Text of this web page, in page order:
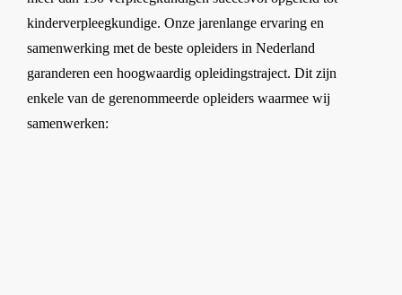
kinderverpleegkundige. Onze jarenlange ervaring en
samenwerking met de beste opleiders in Nederland
garanderen een hoogwaardig opleidingstraject. Dit zijn
enkele van de gerenommeerde opleiders waarmee wij
samenwerken: